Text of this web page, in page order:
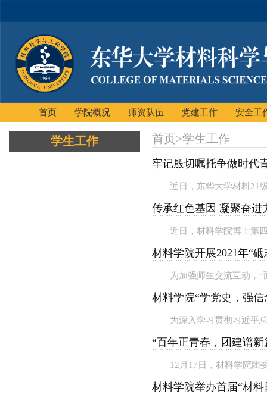
首页 学院概况 师资队伍 党建工作 安全工
学生工作 首页>学生工作
牢记殷切嘱托争做时代
近日，东华大学材料21
传承红色基因 凝聚奋进
近日，材料学院博士第
材料学院开展2021年“
为加强师生交流互动，
材料学院“学党史，强
为深入学习贯彻习近平
“百年正青春，团建谱
12月17日，材料学院团
材料学院举办首届“材